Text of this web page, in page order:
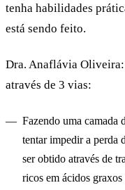
tenha habilidades
está sendo feito.
Dra. Anaflávia Oliveira:
através de 3 vias:
Fazendo uma camada
tentar impedir a perda
ser obtido através de
ricos em ácidos graxos